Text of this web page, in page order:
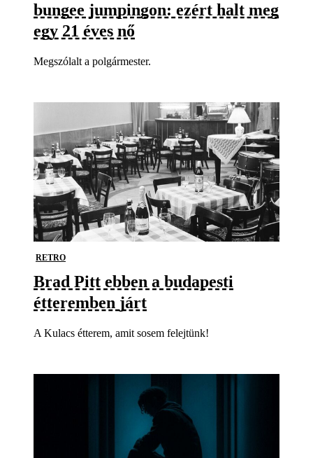
bungee jumpingon: ezért halt meg
egy 21 éves nő
Megszólalt a polgármester.
RETRO
Brad Pitt ebben a budapesti
étteremben járt
A Kulacs étterem, amit sosem felejtünk!